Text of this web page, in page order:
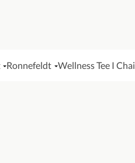
Ronnefeldt Wellness Tee I Chai